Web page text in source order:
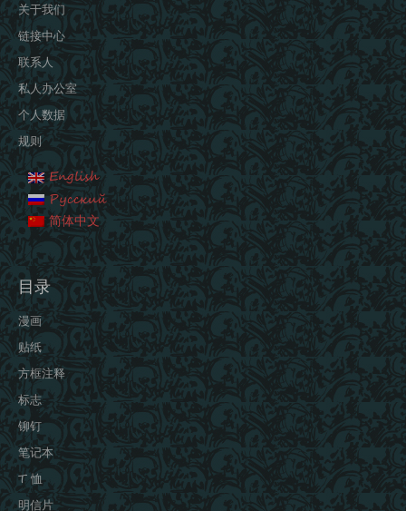
关于我们
链接中心
联系人
私人办公室
个人数据
规则
English
Русский
简体中文
目录
漫画
贴纸
方框注释
标志
铆钉
笔记本
T 恤
明信片